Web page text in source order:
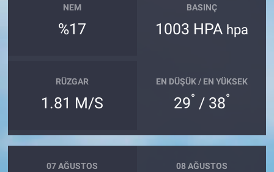
NEM
%17
BASINÇ
1003 HPA hpa
RÜZGAR
1.81 M/S
EN DÜŞÜK / EN YÜKSEK
29° / 38°
07 AĞUSTOS 08 AĞUSTOS